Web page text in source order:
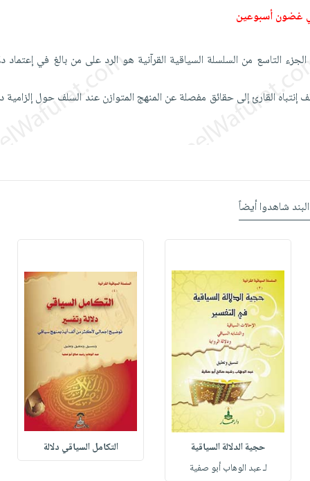
غضون أسبوعين
التاسع من السلسلة السياقية القرآنية هو الرد على من بالغ في إعتماد
القارئ إلى حقائق مفصلة عن المنهج المتوازن عند السلف حول إلزامية
شاهدوا أيضاً
حجية الدلالة السياقية
لـ عبد الوهاب أبو صفية
التكامل السياقي دلالة